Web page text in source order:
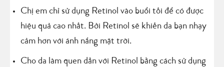
Chị em chỉ sử dụng Retinol vào buổi tối để có được
hiệu quả cao nhất. Bởi Retinol sẽ khiến da bạn nhạy
cảm hơn với ánh nắng mặt trời.
Cho da làm quen dần với Retinol bằng cách sử dụng